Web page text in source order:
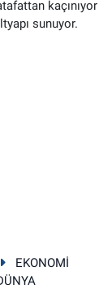
kaçınıyor
sunuyor.
EKONOMİ